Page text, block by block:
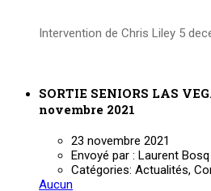
Intervention de Chris Liley 5
SORTIE SENIORS LAS
novembre 2021
23 novembre 2021
Envoyé par : Laurent Bosq
Catégories: Actualités,
Aucun